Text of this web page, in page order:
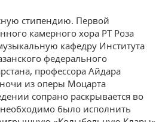
стипендию. Первой
камерного хора РТ Роза
кафедру Института
федерального
профессора Айдара
из оперы Моцарта
сопрано раскрывается во
было исполнить